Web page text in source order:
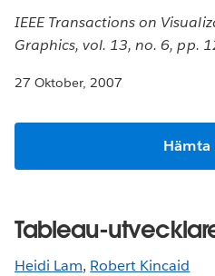
IEEE Transactions on
Graphics, vol. 13, no. 6, pp.
27 Oktober, 2007
Hämta
Tableau-
Heidi Lam, Robert Kincaid